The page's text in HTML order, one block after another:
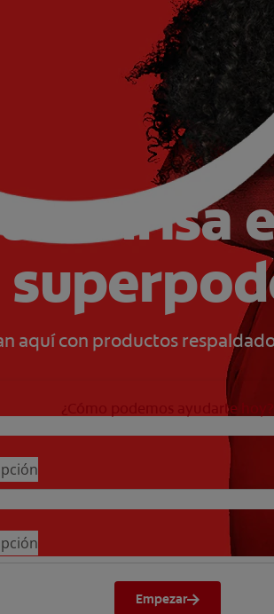
sonrisa
aquí con productos
¿Cómo podemos ayudarte hoy?
Empezar